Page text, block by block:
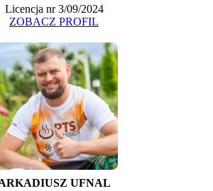
Licencja nr 3/09/2024
ZOBACZ PROFIL
UFNAL